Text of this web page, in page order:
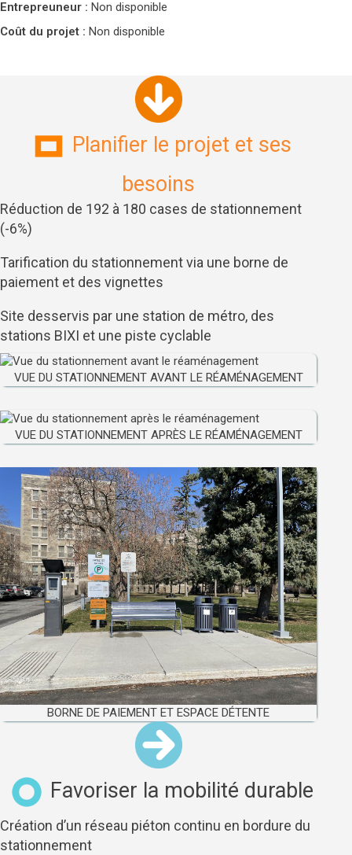
Entrepreuneur : Non disponible
Coût du projet : Non disponible
Planifier le projet et ses
besoins
Réduction de 192 à 180 cases de stationnement
(-6%)
Tarification du stationnement via une borne de
paiement et des vignettes
Site desservis par une station de métro, des
stations BIXI et une piste cyclable
VUE DU STATIONNEMENT AVANT LE RÉAMÉNAGEMENT
VUE DU STATIONNEMENT APRÈS LE RÉAMÉNAGEMENT
BORNE DE PAIEMENT ET ESPACE DÉTENTE
Favoriser la mobilité durable
Création d’un réseau piéton continu en bordure du
stationnement